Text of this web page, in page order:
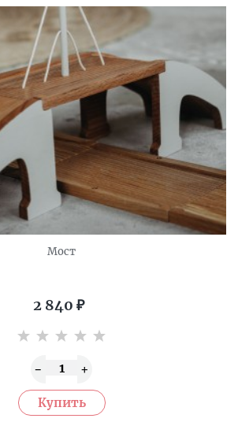
Мост
2 840 ₽